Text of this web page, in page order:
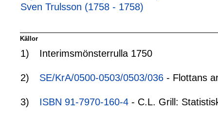
Sven Trulsson (1758 - 1758)
Källor
1) Interimsmönsterrulla 1750
2) SE/KrA/0500-0503/0503/036 - Flottans
3) ISBN 91-7970-160-4 - C.L. Grill: